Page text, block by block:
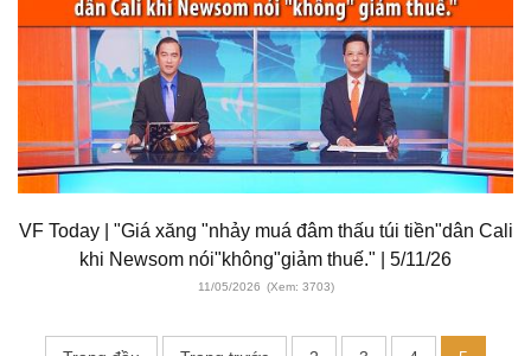
VF Today | "Giá xăng "nhảy muá đâm thấu túi tiền"dân Cali
khi Newsom nói"không"giảm thuế." | 5/11/26
11/05/2026 (Xem: 3703)